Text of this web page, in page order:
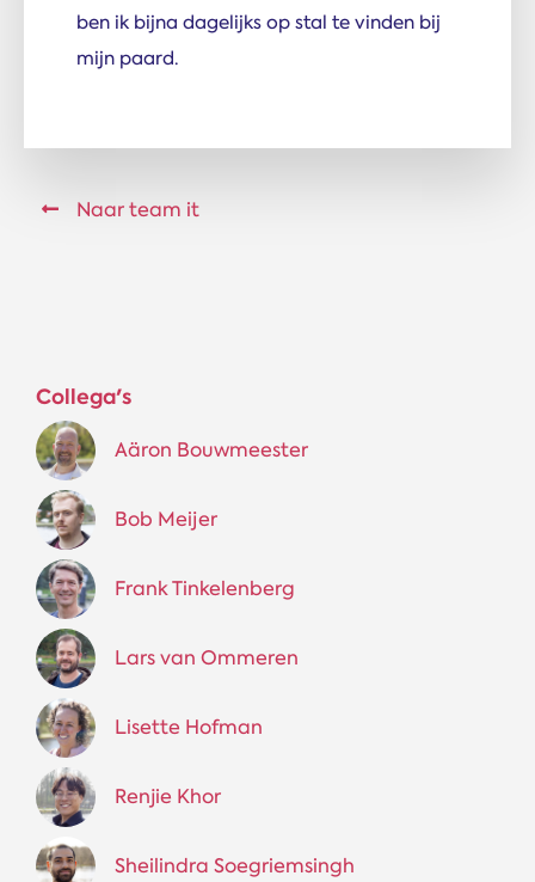
ben ik bijna dagelijks op stal te vinden bij
mijn paard.
Naar team it
Collega's
Aäron Bouwmeester
Bob Meijer
Frank Tinkelenberg
Lars van Ommeren
Lisette Hofman
Renjie Khor
Sheilindra Soegriemsingh